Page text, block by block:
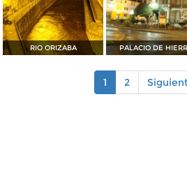
RIO ORIZABA PALACIO DE
1 2